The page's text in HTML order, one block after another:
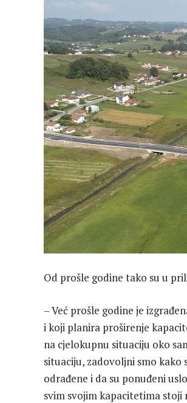
Od prošle godine tako su u
– Već prošle godine je
i koji planira proširenje
na cjelokupnu situaciju oko
situaciju, zadovoljni smo kako
odrađene i da su ponuđeni
svim svojim kapacitetima